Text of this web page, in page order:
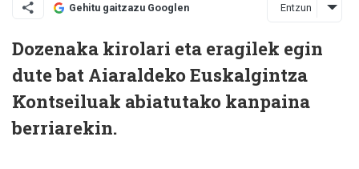
Gehitu gaitzazu Googlen Entzun
Dozenaka kirolari eta eragilek egin
dute bat Aiaraldeko Euskalgintza
Kontseiluak abiatutako kanpaina
berriarekin.